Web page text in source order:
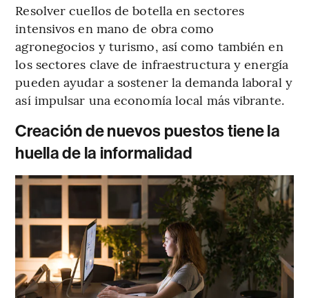
Resolver cuellos de botella en sectores
intensivos en mano de obra como
agronegocios y turismo, así como también en
los sectores clave de infraestructura y energía
pueden ayudar a sostener la demanda laboral y
así impulsar una economía local más vibrante.
Creación de nuevos puestos tiene la
huella de la informalidad